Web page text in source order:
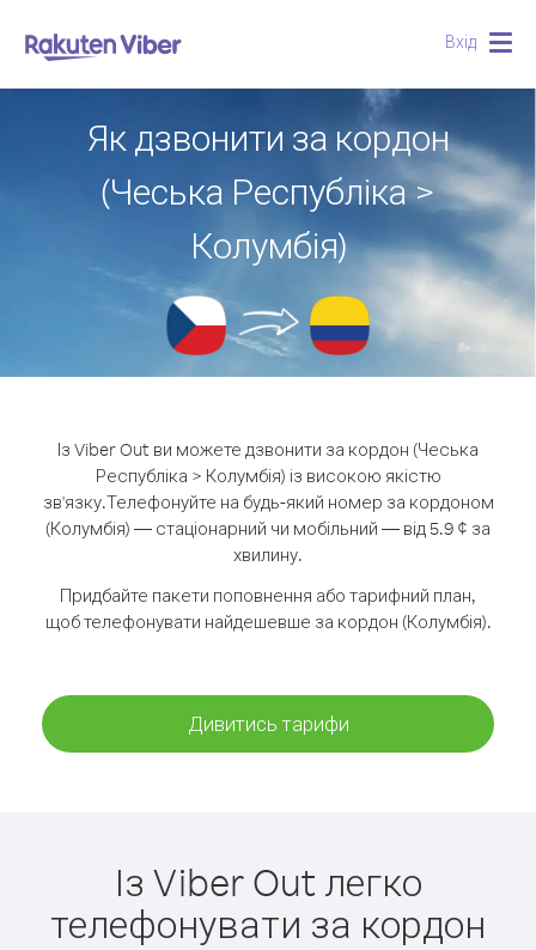
Вхід
Як дзвонити за кордон
(Чеська Республіка >
Колумбія)
Із Viber Out ви можете дзвонити за кордон (Чеська
Республіка > Колумбія) із високою якістю
зв'язку.Телефонуйте на будь-який номер за кордоном
(Колумбія) — стаціонарний чи мобільний — від 5.9 ¢ за
хвилину.
Придбайте пакети поповнення або тарифний план,
щоб телефонувати найдешевше за кордон (Колумбія).
Дивитись тарифи
Із Viber Out легко
телефонувати за кордон